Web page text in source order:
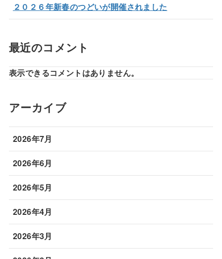
２０２６年新春のつどいが開催されました
最近のコメント
表示できるコメントはありません。
アーカイブ
2026年7月
2026年6月
2026年5月
2026年4月
2026年3月